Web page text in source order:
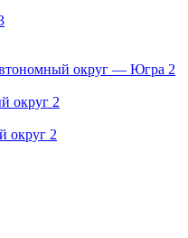
округ — Югра 2
округ 2
округ 2